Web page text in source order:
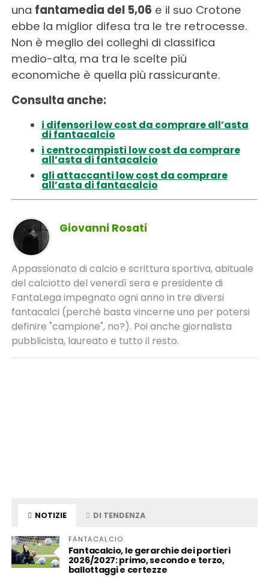
una fantamedia del 5,06 e il suo Crotone
ebbe la miglior difesa tra le tre retrocesse.
Non è meglio dei colleghi di classifica
medio-alta, ma tra le scelte più
economiche è quella più rassicurante.
Consulta anche:
i difensori low cost da comprare all’asta
di fantacalcio
i centrocampisti low cost da comprare
all’asta di fantacalcio
gli attaccanti low cost da comprare
all’asta di fantacalcio
Giovanni Rosati
Appassionato di calcio e scrittura sportiva, abituale
del calciotto del venerdì sera e presidente di
FantaLega impegnato ogni anno in tre diversi
fantacalci (perché basta vincerne uno per potersi
definire "campione", no?). Poi anche giornalista
pubblicista, laureato e tutto il resto.
NOTIZIE DI TENDENZA
FANTACALCIO
Fantacalcio, le gerarchie dei portieri
2026/2027: primo, secondo e terzo,
ballottaggi e certezze